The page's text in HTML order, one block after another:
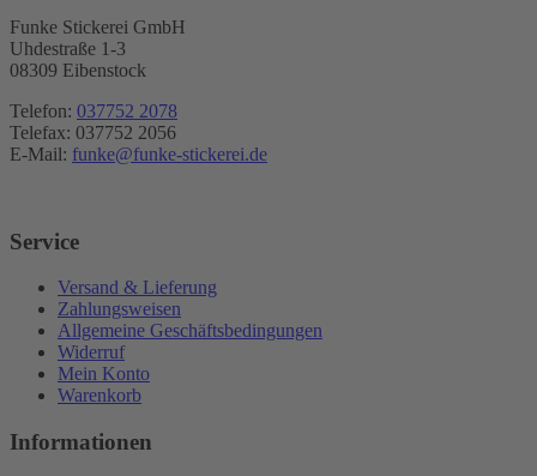
Funke Stickerei GmbH
Uhdestraße 1-3
08309 Eibenstock
Telefon: 037752 2078
Telefax: 037752 2056
E-Mail: funke@funke-stickerei.de
Service
Versand & Lieferung
Zahlungsweisen
Allgemeine Geschäftsbedingungen
Widerruf
Mein Konto
Warenkorb
Informationen